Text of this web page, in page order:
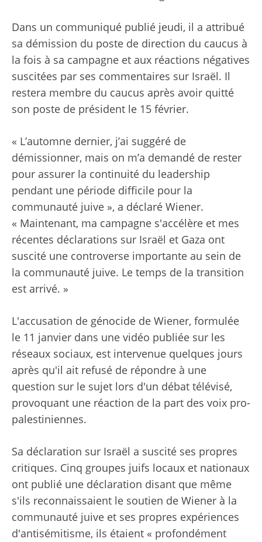
Dans un communiqué publié jeudi, il a attribué
sa démission du poste de direction du caucus à
la fois à sa campagne et aux réactions négatives
suscitées par ses commentaires sur Israël. Il
restera membre du caucus après avoir quitté
son poste de président le 15 février.
« L’automne dernier, j’ai suggéré de
démissionner, mais on m’a demandé de rester
pour assurer la continuité du leadership
pendant une période difficile pour la
communauté juive », a déclaré Wiener.
« Maintenant, ma campagne s'accélère et mes
récentes déclarations sur Israël et Gaza ont
suscité une controverse importante au sein de
la communauté juive. Le temps de la transition
est arrivé. »
L'accusation de génocide de Wiener, formulée
le 11 janvier dans une vidéo publiée sur les
réseaux sociaux, est intervenue quelques jours
après qu'il ait refusé de répondre à une
question sur le sujet lors d'un débat télévisé,
provoquant une réaction de la part des voix pro-
palestiniennes.
Sa déclaration sur Israël a suscité ses propres
critiques. Cinq groupes juifs locaux et nationaux
ont publié une déclaration disant que même
s'ils reconnaissaient le soutien de Wiener à la
communauté juive et ses propres expériences
d'antisémitisme, ils étaient « profondément